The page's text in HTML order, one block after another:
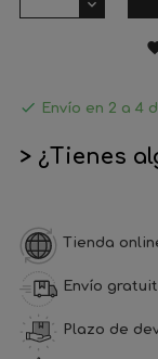
 Envío en 2 a 4
> ¿Tienes
Tienda
Envío
Plazo de